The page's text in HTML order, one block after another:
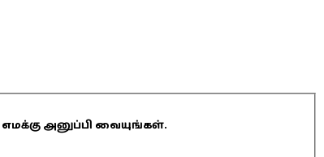
அனுப்பி வையுங்கள்.